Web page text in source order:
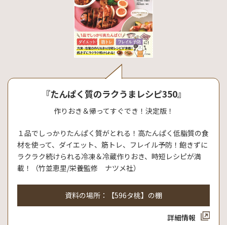
『たんぱく質のラクうまレシピ350』
作りおき＆帰ってすぐでき！決定版！
１品でしっかりたんぱく質がとれる！高たんぱく低脂質の食
材を使って、ダイエット、筋トレ、フレイル予防！飽きずに
ラクラク続けられる冷凍＆冷蔵作りおき、時短レシピが満
載！（竹並恵里/栄養監修 ナツメ社）
資料の場所：【596タ桃】の棚
詳細情報